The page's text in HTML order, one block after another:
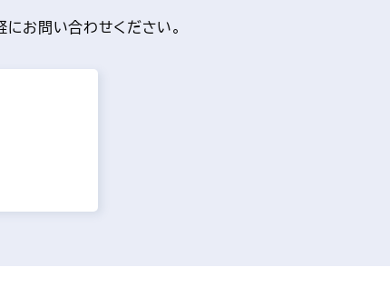
にお問い合わせください。